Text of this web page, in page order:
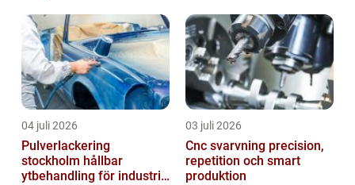
04 juli 2026
Pulverlackering
stockholm hållbar
ytbehandling för industri
03 juli 2026
Cnc svarvning precision,
repetition och smart
produktion